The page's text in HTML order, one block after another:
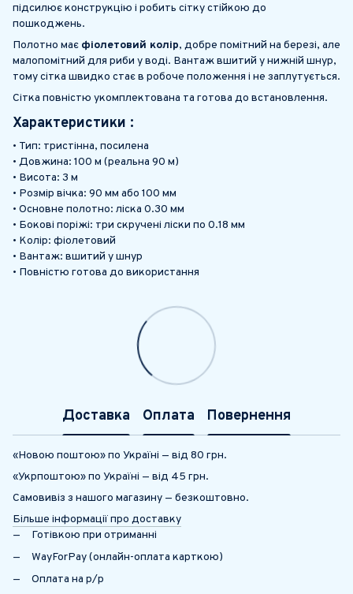
підсилює конструкцію і робить сітку стійкою до
пошкоджень.
Полотно має фіолетовий колір, добре помітний на березі, але
малопомітний для риби у воді. Вантаж вшитий у нижній шнур,
тому сітка швидко стає в робоче положення і не заплутується.
Сітка повністю укомплектована та готова до встановлення.
Характеристики :
• Тип: тристінна, посилена
• Довжина: 100 м (реальна 90 м)
• Висота: 3 м
• Розмір вічка: 90 мм або 100 мм
• Основне полотно: ліска 0.30 мм
• Бокові поріжі: три скручені ліски по 0.18 мм
• Колір: фіолетовий
• Вантаж: вшитий у шнур
• Повністю готова до використання
Доставка Оплата Повернення
«Новою поштою» по Україні — від 80 грн.
«Укрпоштою» по Україні — від 45 грн.
Самовивіз з нашого магазину — безкоштовно.
Більше інформації про доставку
Готівкою при отриманні
WayForPay (онлайн-оплата карткою)
Оплата на р/р